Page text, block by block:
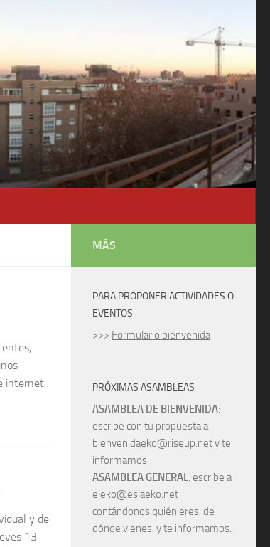
internet
y de
13
MÁS
PARA PROPONER ACTIVIDADES O
EVENTOS
>>> Formulario bienvenida
PRÓXIMAS ASAMBLEAS
ASAMBLEA DE BIENVENIDA:
escribe con tu propuesta a
bienvenidaeko@riseup.net y te
informamos.
ASAMBLEA GENERAL: escribe a
eleko@eslaeko.net
contándonos quién eres, de
dónde vienes, y te informamos.